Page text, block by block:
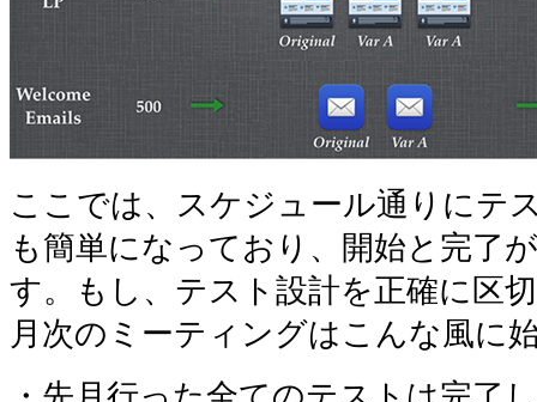
ここでは、スケジュール通りにテ
も簡単になっており、開始と完了
す。もし、テスト設計を正確に区
月次のミーティングはこんな風に